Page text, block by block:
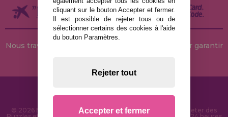
Nous travaillons avec des stocks permanents pour garantir
© 2026 MaisonDesPuzzles.fr - Boutique en ligne pour acheter des
cliquant sur le bouton Accepter et fermer.
Il est possible de rejeter tous ou de
sélectionner certains des cookies à l'aide
du bouton Paramètres.
Rejeter tout
Accepter et fermer